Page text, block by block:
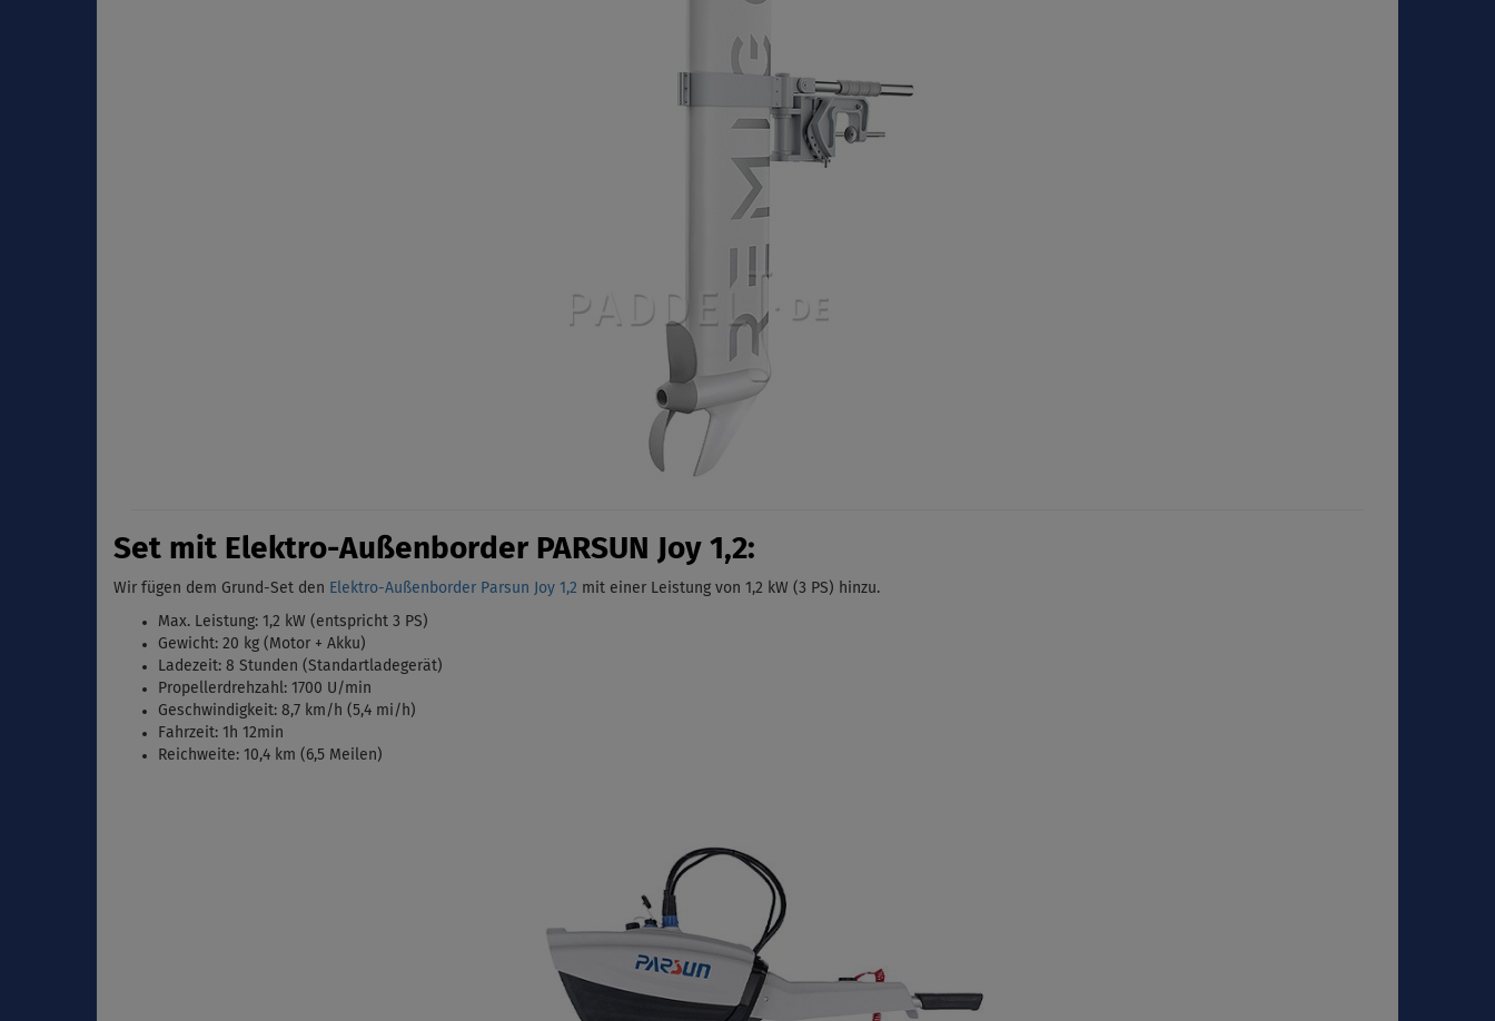
Set mit Elektro-Außenborder PARSUN Joy 1,2:
Wir fügen dem Grund-Set den Elektro-Außenborder Parsun Joy 1,2 mit einer Leistung von 1,2 kW (3 PS) hinzu.
Max. Leistung: 1,2 kW (entspricht 3 PS)
Gewicht: 20 kg (Motor + Akku)
Ladezeit: 8 Stunden (Standartladegerät)
Propellerdrehzahl: 1700 U/min
Geschwindigkeit: 8,7 km/h (5,4 mi/h)
Fahrzeit: 1h 12min
Reichweite: 10,4 km (6,5 Meilen)